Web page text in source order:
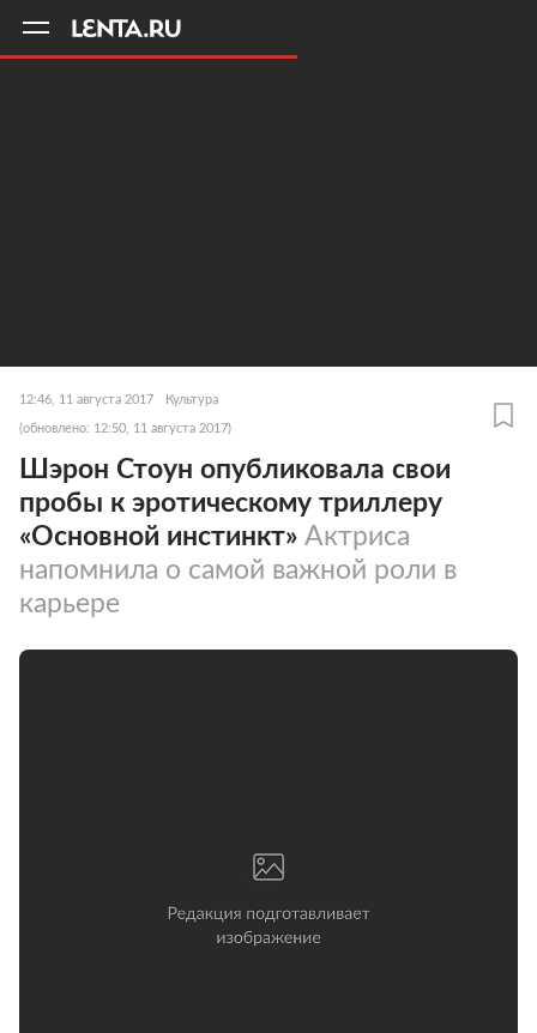
12:46, 11 августа 2017 Культура
(обновлено: 12:50, 11 августа 2017)
Шэрон Стоун опубликовала свои
пробы к эротическому триллеру
«Основной инстинкт» Актриса
напомнила о самой важной роли в
карьере